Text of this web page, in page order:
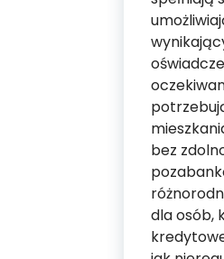
bez
dla osób,